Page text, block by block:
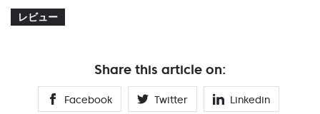
レビュー
Share this article on:
Facebook Twitter Linkedin